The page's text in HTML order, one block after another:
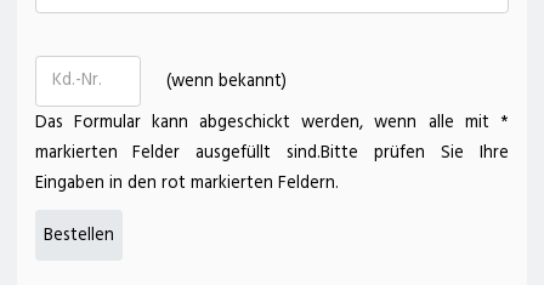
Kd.-Nr.
(wenn bekannt)
Das Formular kann abgeschickt werden, wenn alle mit *
markierten Felder ausgefüllt sind.Bitte prüfen Sie Ihre
Eingaben in den rot markierten Feldern.
zum Kärcher Center deterding+ gräpel